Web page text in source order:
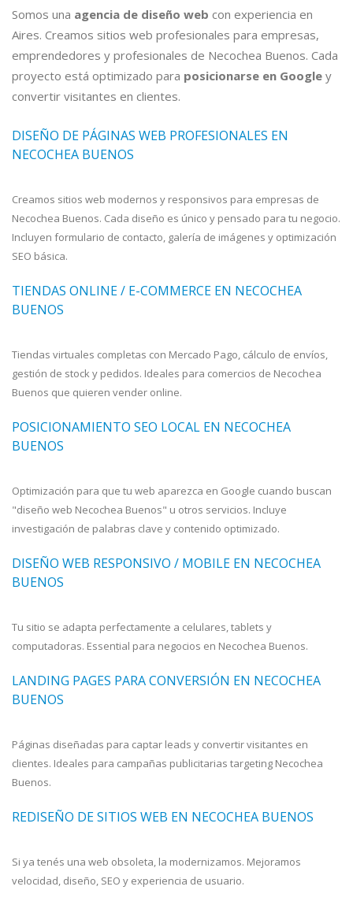
Somos una agencia de diseño web con experiencia en
Aires. Creamos sitios web profesionales para empresas,
emprendedores y profesionales de Necochea Buenos. Cada
proyecto está optimizado para posicionarse en Google y
convertir visitantes en clientes.
DISEÑO DE PÁGINAS WEB PROFESIONALES EN
NECOCHEA BUENOS
Creamos sitios web modernos y responsivos para empresas de
Necochea Buenos. Cada diseño es único y pensado para tu negocio.
Incluyen formulario de contacto, galería de imágenes y optimización
SEO básica.
TIENDAS ONLINE / E-COMMERCE EN NECOCHEA
BUENOS
Tiendas virtuales completas con Mercado Pago, cálculo de envíos,
gestión de stock y pedidos. Ideales para comercios de Necochea
Buenos que quieren vender online.
POSICIONAMIENTO SEO LOCAL EN NECOCHEA
BUENOS
Optimización para que tu web aparezca en Google cuando buscan
"diseño web Necochea Buenos" u otros servicios. Incluye
investigación de palabras clave y contenido optimizado.
DISEÑO WEB RESPONSIVO / MOBILE EN NECOCHEA
BUENOS
Tu sitio se adapta perfectamente a celulares, tablets y
computadoras. Essential para negocios en Necochea Buenos.
LANDING PAGES PARA CONVERSIÓN EN NECOCHEA
BUENOS
Páginas diseñadas para captar leads y convertir visitantes en
clientes. Ideales para campañas publicitarias targeting Necochea
Buenos.
REDISEÑO DE SITIOS WEB EN NECOCHEA BUENOS
Si ya tenés una web obsoleta, la modernizamos. Mejoramos
velocidad, diseño, SEO y experiencia de usuario.